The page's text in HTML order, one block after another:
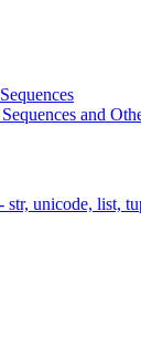
and
str, unicode, list,